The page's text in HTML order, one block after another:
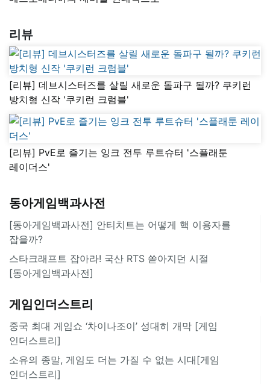
리뷰
[리뷰] 데브시스터즈를 살릴 새로운 돌파구 될까? 쿠키런
방치형 신작 '쿠키런 크럼블'
[리뷰] PvE로 즐기는 잉크 전투 루트슈터 '스플래툰
레이더스'
동아게임백과사전
[동아게임백과사전] 안티치트는 어떻게 핵 이용자를
잡을까?
스타크래프트 잡아라! 국산 RTS 쏟아지던 시절
[동아게임백과사전]
게임인더스트리
중국 최대 게임쇼 ‘차이나조이’ 성대히 개막 [게임
인더스트리]
소유의 종말, 게임도 더는 가질 수 없는 시대[게임
인더스트리]